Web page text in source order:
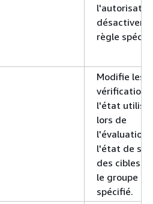
désactiver la
règle
Modifie les
vérifications
l'état
lors de
l'évaluation
l'état de
des cibles
le groupe
spécifié.